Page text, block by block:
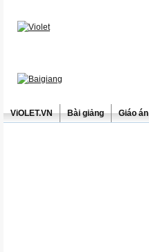
ViOLET.VN Bài giảng Giáo án